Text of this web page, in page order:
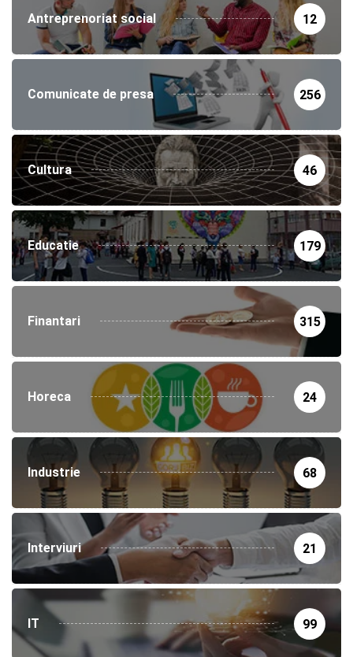
Antreprenoriat social 12
Comunicate de presa 256
Cultura 46
Educatie 179
Finantari 315
Horeca 24
Industrie 68
Interviuri 21
IT 99